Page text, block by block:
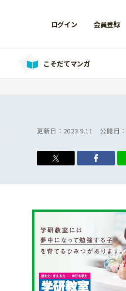
ログイン 会員登録
こそだてマンガ
更新日： 2023.9.11 公開日：